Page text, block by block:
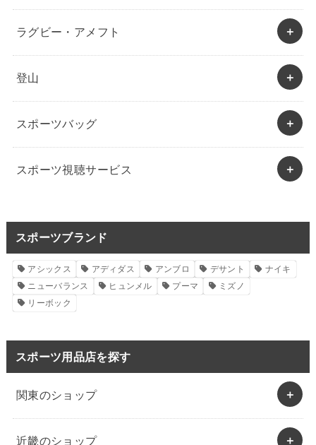
ラグビー・アメフト
登山
スポーツバッグ
スポーツ視聴サービス
スポーツブランド
アシックス アディダス アンブロ デサント
ナイキ
ニューバランス
ヒュンメル プーマ
ミズノ
リーボック
スポーツ用品店を探す
関東のショップ
近畿のショップ